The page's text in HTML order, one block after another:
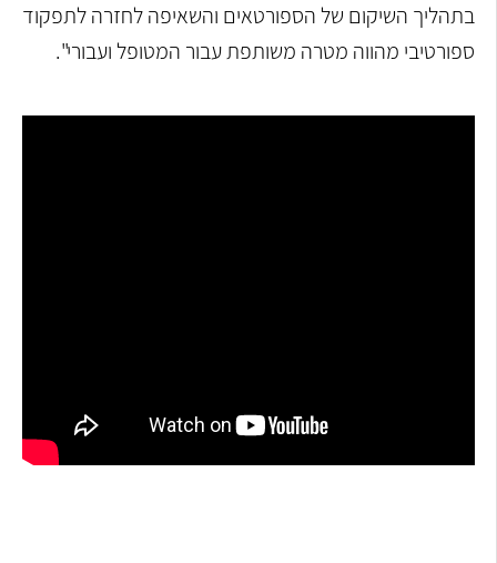
בתהליך השיקום של הספורטאים והשאיפה לחזרה לתפקוד
ספורטיבי מהווה מטרה משותפת עבור המטופל ועבורי".